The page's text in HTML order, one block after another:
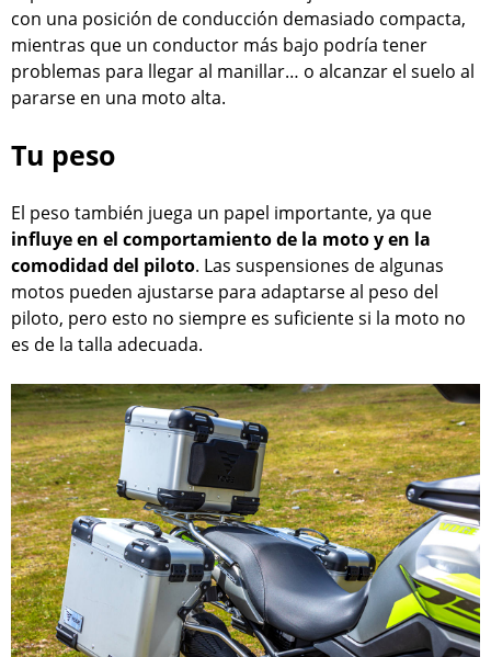
con una posición de conducción demasiado compacta,
mientras que un conductor más bajo podría tener
problemas para llegar al manillar… o alcanzar el suelo al
pararse en una moto alta.
Tu peso
El peso también juega un papel importante, ya que
influye en el comportamiento de la moto y en la
comodidad del piloto. Las suspensiones de algunas
motos pueden ajustarse para adaptarse al peso del
piloto, pero esto no siempre es suficiente si la moto no
es de la talla adecuada.